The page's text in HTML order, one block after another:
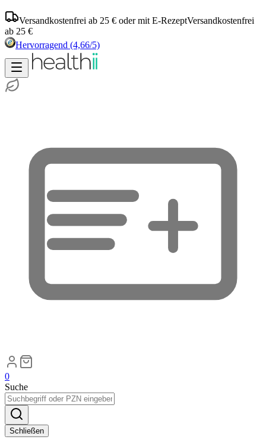
Versandkostenfrei ab 25 € oder mit E-RezeptVersandkostenfrei
ab 25 €
Hervorragend (4,66/5)
0
Suche
Schließen